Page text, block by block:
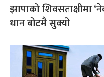
झापाको शिवसताक्षीमा
धान बोटमै सुक्यो